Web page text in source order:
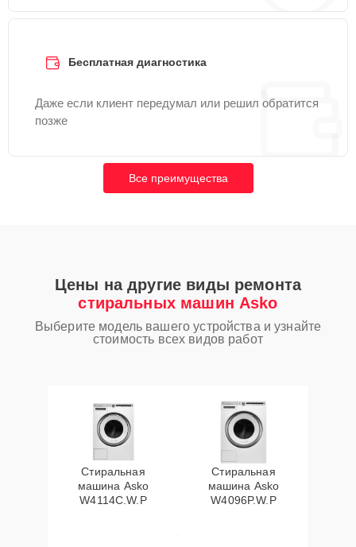
Бесплатная диагностика
Даже если клиент передумал или решил обратится
позже
Все преимущества
Цены на другие виды ремонта
стиральных машин Asko
Выберите модель вашего устройства и узнайте
стоимость всех видов работ
Стиральная
машина Asko
W4114C.W.P
Стиральная
машина Asko
W4096P.W.P